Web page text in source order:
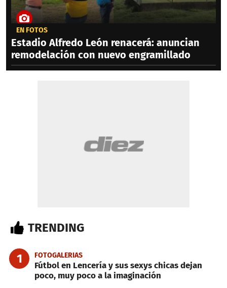
EN FOTOS
Estadio Alfredo León renacerá: anuncian
remodelación con nuevo engramillado
TRENDING
1 FOTOGALERIAS
Fútbol en Lencería y sus sexys chicas dejan
poco, muy poco a la imaginación